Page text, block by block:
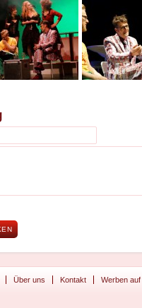
Über uns Kontakt Werben